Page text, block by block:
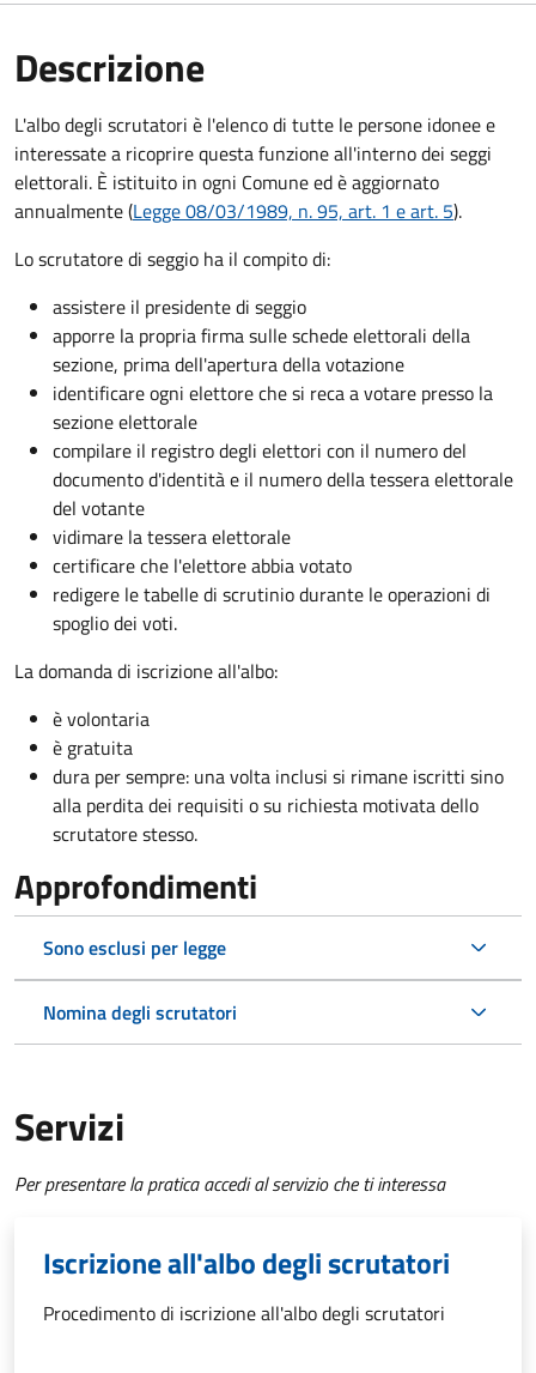
Descrizione
L'albo degli scrutatori è l'elenco di tutte le persone idonee e
interessate a ricoprire questa funzione all'interno dei seggi
elettorali. È istituito in ogni Comune ed è aggiornato
annualmente (Legge 08/03/1989, n. 95, art. 1 e art. 5).
Lo scrutatore di seggio ha il compito di:
assistere il presidente di seggio
apporre la propria firma sulle schede elettorali della
sezione, prima dell'apertura della votazione
identificare ogni elettore che si reca a votare presso la
sezione elettorale
compilare il registro degli elettori con il numero del
documento d'identità e il numero della tessera elettorale
del votante
vidimare la tessera elettorale
certificare che l'elettore abbia votato
redigere le tabelle di scrutinio durante le operazioni di
spoglio dei voti.
La domanda di iscrizione all'albo:
è volontaria
è gratuita
dura per sempre: una volta inclusi si rimane iscritti sino
alla perdita dei requisiti o su richiesta motivata dello
scrutatore stesso.
Approfondimenti
Sono esclusi per legge
Nomina degli scrutatori
Servizi
Per presentare la pratica accedi al servizio che ti interessa
Iscrizione all'albo degli scrutatori
Procedimento di iscrizione all'albo degli scrutatori